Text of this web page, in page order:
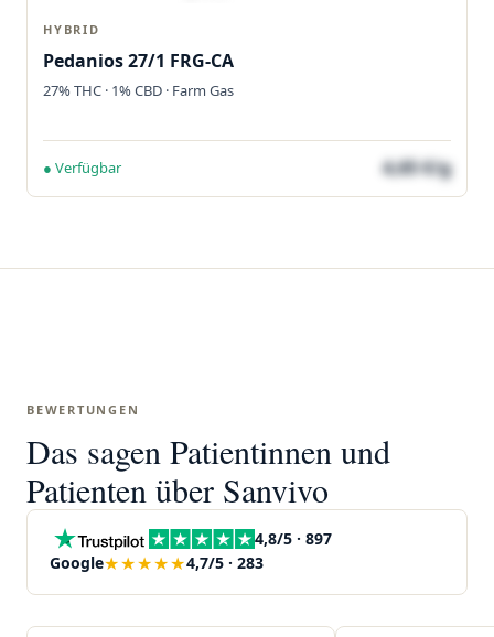
HYBRID
Pedanios 27/1 FRG-CA
27% THC · 1% CBD · Farm Gas
● Verfügbar 4,65 €/g
BEWERTUNGEN
Das sagen Patientinnen und
Patienten über Sanvivo
4,8/5 · 897
Google★★★★★4,7/5 · 283